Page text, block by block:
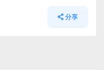
分享